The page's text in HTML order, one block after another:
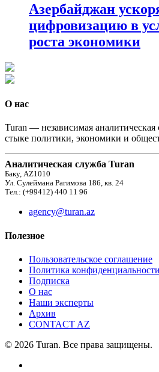
Азербайджан
цифровизацию в
роста экономики
О нас
Turan — независимая
стыке политики, экономики и
Аналитическая служба Turan
Баку, AZ1010
Ул. Сулеймана Рагимова 186, кв. 24
Тел.: (+99412) 440 11 96
agency@turan.az
Полезное
Пользовательское соглашение
Политика конфиденциальности
Подписка
О нас
Наши эксперты
Архив
CONTACT AZ
© 2026 Turan. Все права защищены.